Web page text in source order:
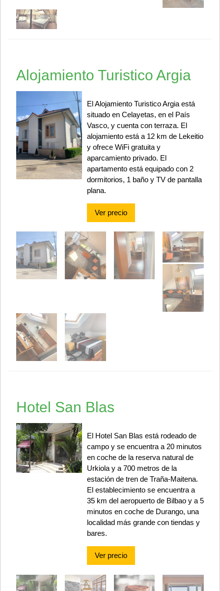
Alojamiento Turistico Argia
El Alojamiento Turistico Argia está
situado en Celayetas, en el País
Vasco, y cuenta con terraza. El
alojamiento está a 12 km de Lekeitio
y ofrece WiFi gratuita y
aparcamiento privado. El
apartamento está equipado con 2
dormitorios, 1 baño y TV de pantalla
plana.
Ver precio
Hotel San Blas
El Hotel San Blas está rodeado de
campo y se encuentra a 20 minutos
en coche de la reserva natural de
Urkiola y a 700 metros de la
estación de tren de Traña-Maitena.
El establecimiento se encuentra a
35 km del aeropuerto de Bilbao y a 5
minutos en coche de Durango, una
localidad más grande con tiendas y
bares.
Ver precio